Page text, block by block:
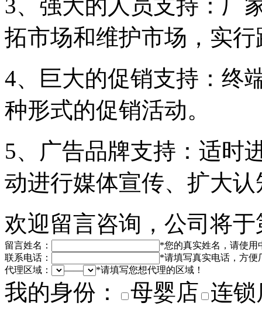
3、强大的人员支持：厂
拓市场和维护市场，实
4、巨大的促销支持：终
种形式的促销活动。
5、广告品牌支持：适时
动进行媒体宣传、扩大认
欢迎留言咨询，公司将
留言姓名： *您的真实姓名，请使用
联系电话：
*请填写真实电话，方便
代理区域：
—— *请填写您想代理的区域！
我的身份： 母婴店 连锁